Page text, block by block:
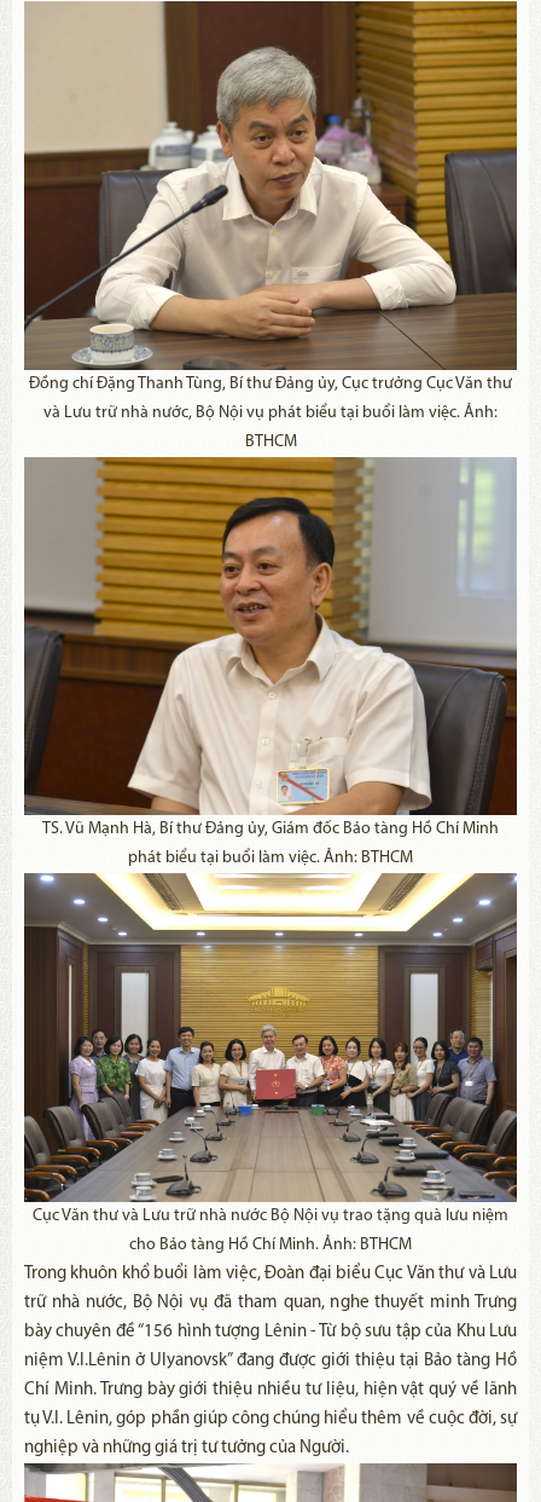
Đồng chí Đặng Thanh Tùng, Bí thư Đảng ủy, Cục trưởng Cục Văn thư
và Lưu trữ nhà nước, Bộ Nội vụ phát biểu tại buổi làm việc. Ảnh:
BTHCM
TS. Vũ Mạnh Hà, Bí thư Đảng ủy, Giám đốc Bảo tàng Hồ Chí Minh
phát biểu tại buổi làm việc. Ảnh: BTHCM
Cục Văn thư và Lưu trữ nhà nước Bộ Nội vụ trao tặng quà lưu niệm
cho Bảo tàng Hồ Chí Minh. Ảnh: BTHCM
Trong khuôn khổ buổi làm việc, Đoàn đại biểu Cục Văn thư và Lưu
trữ nhà nước, Bộ Nội vụ đã tham quan, nghe thuyết minh Trưng
bày chuyên đề “156 hình tượng Lênin - Từ bộ sưu tập của Khu Lưu
niệm V.I.Lênin ở Ulyanovsk” đang được giới thiệu tại Bảo tàng Hồ
Chí Minh. Trưng bày giới thiệu nhiều tư liệu, hiện vật quý về lãnh
tụ V.I. Lênin, góp phần giúp công chúng hiểu thêm về cuộc đời, sự
nghiệp và những giá trị tư tưởng của Người.